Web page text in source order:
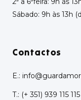
Sábado: 9h às 13h
Contactos
E.:
T.: (+ 351) 939 115 115